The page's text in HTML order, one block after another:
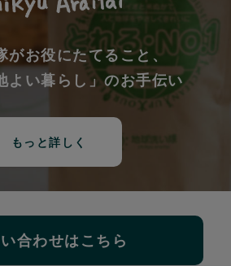
がお役にたてること、
よい暮らし」のお手伝い
もっと詳しく
合わせはこちら